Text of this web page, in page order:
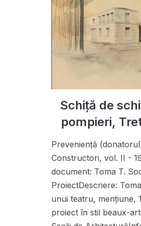
Schiță de
pompieri,
Preveniență
Constructori, vol. II -
document: Toma T.
ProiectDescriere:
unui teatru, menţiune,
proiect în stil beaux-